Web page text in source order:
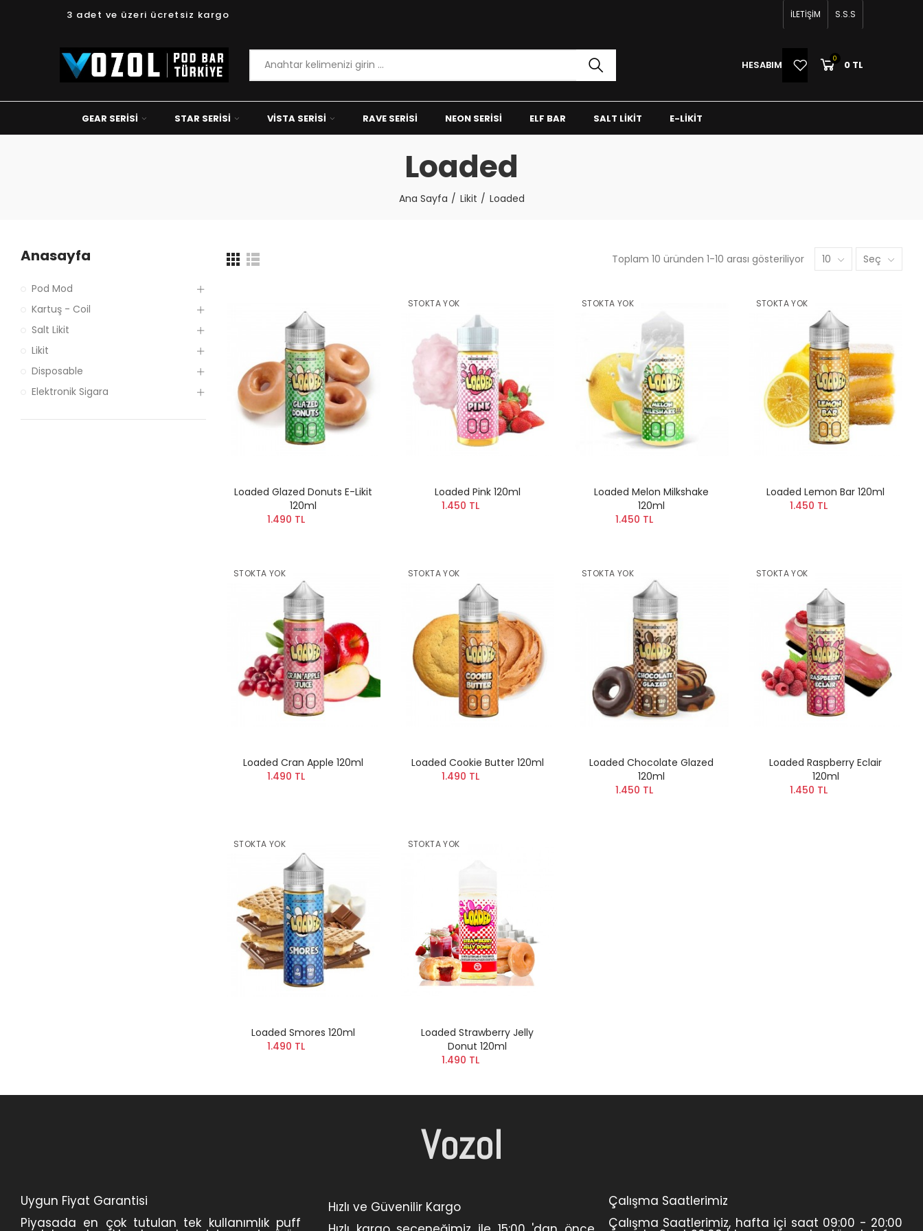
3 adet ve üzeri ücretsiz kargo İLETİŞİM S.S.S
HESABIM 0 0 TL
GEAR SERISI STAR SERISI VISTA SERISI RAVE SERISI NEON SERISI ELF BAR SALT LIKIT E-LIKIT
Loaded
Ana Sayfa Likit Loaded
Toplam 10 üründen 1-10 arası gösteriliyor 10 Seç
Loaded Glazed Donuts E-Likit
120ml
1.490 TL
STOKTA YOK
Loaded Pink 120ml
1.450 TL
STOKTA YOK
Loaded Melon Milkshake
120ml
1.450 TL
STOKTA YOK
Loaded Lemon Bar 120ml
1.450 TL
STOKTA YOK
Loaded Cran Apple 120ml
1.490 TL
STOKTA YOK
Loaded Cookie Butter 120ml
1.490 TL
STOKTA YOK
Loaded Chocolate Glazed
120ml
1.450 TL
STOKTA YOK
Loaded Raspberry Eclair
120ml
1.450 TL
STOKTA YOK
Loaded Smores 120ml
1.490 TL
STOKTA YOK
Loaded Strawberry Jelly
Donut 120ml
1.490 TL
Anasayfa
Pod Mod
Kartuş - Coil
Salt Likit
Likit
Disposable
Elektronik Sigara
Vozol
Uygun Fiyat Garantisi
Piyasada en çok tutulan tek kullanımlık puff
Hızlı ve Güvenilir Kargo
Çalışma Saatlerimiz
Çalışma Saatlerimiz, hafta içi saat 09:00 - 20:00